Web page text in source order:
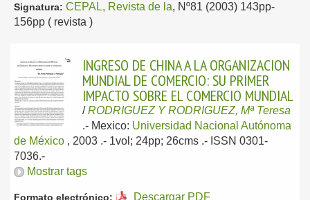
Signatura: CEPAL, Revista de la, Nº81 (2003) 143pp-
156pp ( revista )
INGRESO DE CHINA A LA ORGANIZACION
MUNDIAL DE COMERCIO: SU PRIMER
IMPACTO SOBRE EL COMERCIO MUNDIAL
/RODRIGUEZ Y RODRIGUEZ, Mª Teresa
.- Mexico: Universidad Nacional Autónoma
de México , 2003 .- 1vol; 24pp; 26cms .- ISSN 0301-
7036.-
Mostrar tags
Formato electrónico: Descargar PDF